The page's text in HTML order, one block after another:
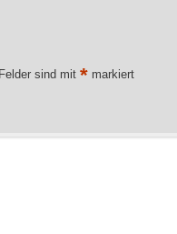
sind mit* markiert